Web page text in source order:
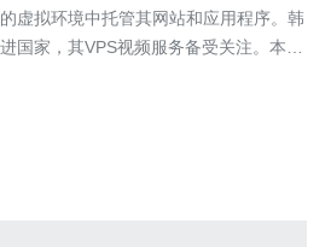
虚拟环境中托管其网站和应用程序。韩
国家，其VPS视频服务备受关注。本文
在性能方面都有很高的水准，网络速度